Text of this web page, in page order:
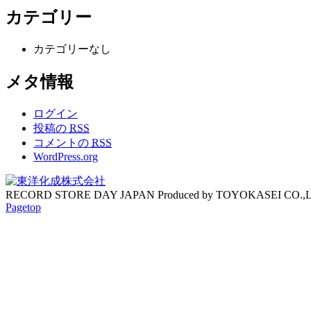
カテゴリー
カテゴリーなし
メタ情報
ログイン
投稿の RSS
コメントの RSS
WordPress.org
RECORD STORE DAY JAPAN Produced by TOYOKASEI
Pagetop